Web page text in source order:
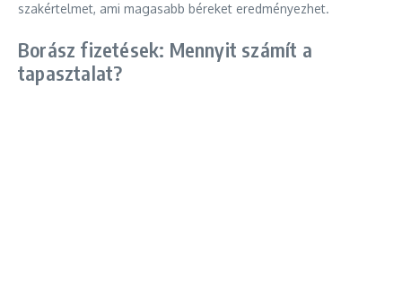
szakértelmet, ami magasabb béreket eredményezhet.
Borász fizetések: Mennyit számít a
tapasztalat?